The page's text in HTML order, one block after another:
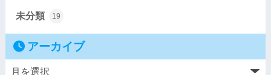
未分類 19
アーカイブ